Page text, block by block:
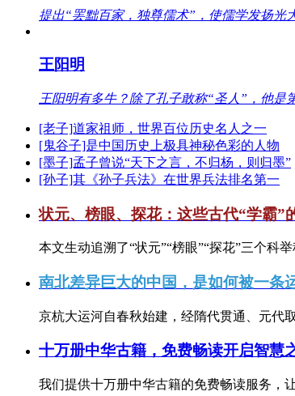
提出“罢黜百家，独尊儒术”，使儒学发扬光
王阳明
王阳明有多牛？除了孔子敢称“圣人”，他是
[老子]道家祖师，世界百位历史名人之一
[鬼谷子]是中国历史上极具神秘色彩的人物
[墨子]孟子曾说“天下之言，不归杨，则归墨”
[孙子]其《孙子兵法》在世界兵法排名第一
状元、榜眼、探花：这些古代“学霸”
本文生动追溯了“状元”“榜眼”“探花”三个科
南北差异巨大的中国，是如何被一条
京杭大运河自春秋始建，经隋代贯通、元代
十万册中华古籍，免费畅读开启智慧
我们提供十万册中华古籍的免费畅读服务，